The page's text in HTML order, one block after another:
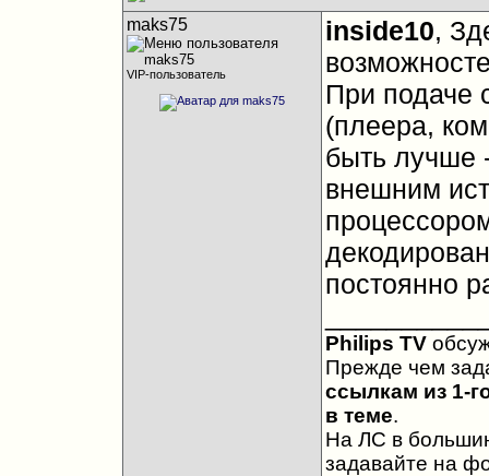
maks75
VIP-пользователь
inside10,
При подаче
(плеера,
быть лучше
внешним
постоянно
Philips TV
Прежде чем
ссылкам из 1-
в теме.
На ЛС в
задавайте на